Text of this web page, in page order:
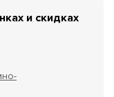
и скидках